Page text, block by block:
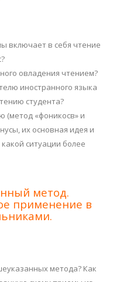
включает в себя чтение
овладения чтением?
иностранного языка
студента?
(метод «фоникосв» и
их основная идея и
ситуации более
метод.
применение в
метода? Как